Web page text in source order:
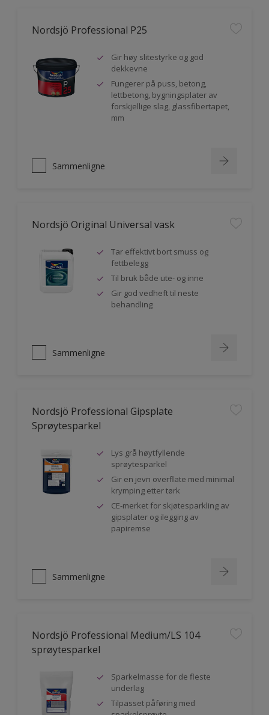
Nordsjö Professional P25
Gir høy slitestyrke og god
dekkevne
Fungerer på puss, betong,
lettbetong, bygningsplater av
forskjellige slag, glassfibertapet,
mm
Sammenligne
Nordsjö Original Universal vask
Tar effektivt bort smuss og
fettbelegg
Til bruk både ute- og inne
Gir god vedheft til neste
behandling
Sammenligne
Nordsjö Professional Gipsplate
Sprøytesparkel
Lys grå høytfyllende
sprøytesparkel
Gir en jevn overflate med minimal
krymping etter tørk
CE-merket for skjøtesparkling av
gipsplater og ilegging av
papiremse
Sammenligne
Nordsjö Professional Medium/LS 104
sprøytesparkel
Sparkelmasse for de fleste
underlag
Tilpasset påføring med